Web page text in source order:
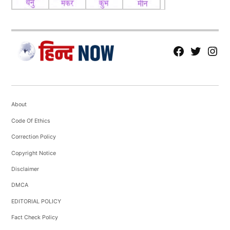
fb Tw tw
About
Code Of Ethics
Correction Policy
Copyright Notice
Disclaimer
DMCA
EDITORIAL POLICY
Fact Check Policy